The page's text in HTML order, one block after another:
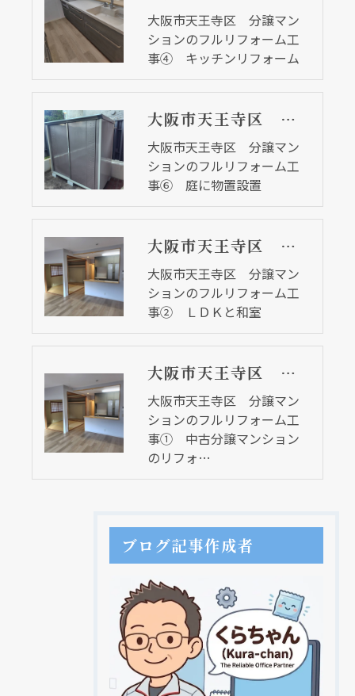
大阪市天王寺区 分譲マン
ションのフルリフォーム工
事④ キッチンリフォーム
大阪市天王寺区 分譲マンションのフルリフォーム工事⑥ 庭に物置設置
大阪市天王寺区 分譲マン
ションのフルリフォーム工
事⑥ 庭に物置設置
大阪市天王寺区 分譲マンションのフルリフォーム工事② ＬＤＫと和室
大阪市天王寺区 分譲マン
ションのフルリフォーム工
事② ＬＤＫと和室
大阪市天王寺区 分譲マンションのフルリフォーム工事① 中古分譲マンションのリフォーム
大阪市天王寺区 分譲マン
ションのフルリフォーム工
事① 中古分譲マンション
のリフォ…
ブログ記事作成者